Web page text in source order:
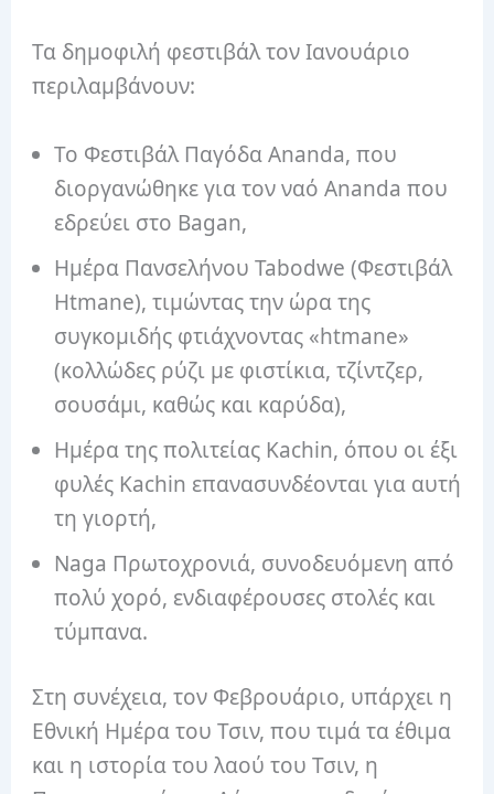
Τα δημοφιλή φεστιβάλ τον Ιανουάριο
περιλαμβάνουν:
Το Φεστιβάλ Παγόδα Ananda, που
διοργανώθηκε για τον ναό Ananda που
εδρεύει στο Bagan,
Ημέρα Πανσελήνου Tabodwe (Φεστιβάλ
Htmane), τιμώντας την ώρα της
συγκομιδής φτιάχνοντας «htmane»
(κολλώδες ρύζι με φιστίκια, τζίντζερ,
σουσάμι, καθώς και καρύδα),
Ημέρα της πολιτείας Kachin, όπου οι έξι
φυλές Kachin επανασυνδέονται για αυτή
τη γιορτή,
Naga Πρωτοχρονιά, συνοδευόμενη από
πολύ χορό, ενδιαφέρουσες στολές και
τύμπανα.
Στη συνέχεια, τον Φεβρουάριο, υπάρχει η
Εθνική Ημέρα του Τσιν, που τιμά τα έθιμα
και η ιστορία του λαού του Τσιν, η